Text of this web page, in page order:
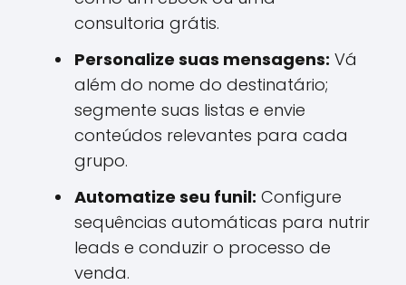
consultoria grátis.
Personalize suas mensagens: Vá
além do nome do destinatário;
segmente suas listas e envie
conteúdos relevantes para cada
grupo.
Automatize seu funil: Configure
sequências automáticas para nutrir
leads e conduzir o processo de
venda.